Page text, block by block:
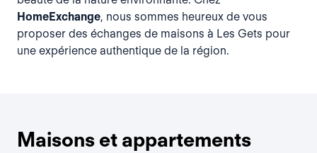
HomeExchange, nous sommes heureux de vous
proposer des échanges de maisons à Les Gets pour
une expérience authentique de la région.
Maisons et appartements